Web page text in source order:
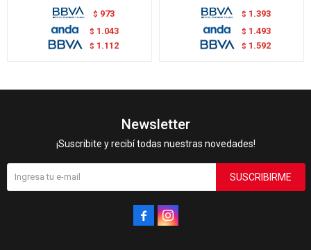
$ 973
$ 1.043
$ 1.112
$ 1.393
$ 1.493
$ 1.592
Newsletter
¡Suscribite y recibí todas nuestras novedades!
SUSCRIBIRME
 